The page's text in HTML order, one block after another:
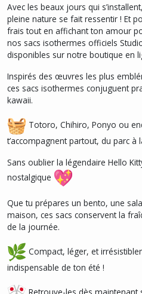
Avec les beaux jours qui
pleine nature se fait ressentir ! Et
frais tout en affichant ton amour
nos sacs isothermes officiels
disponibles sur notre boutique en
Inspirés des œuvres les plus
ces sacs isothermes conjuguent
kawaii.
Totoro, Chihiro, Ponyo ou
t’accompagnent partout, du parc à
Sans oublier la légendaire Hello
nostalgique
Que tu prépares un bento, une
maison, ces sacs conservent la
de la journée.
Compact, léger, et
indispensable de ton été !
Retrouve-les dès maintenant